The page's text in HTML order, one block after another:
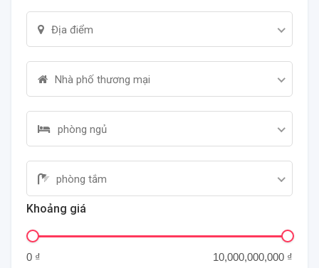
Địa điểm
Nhà phố thương mại
phòng ngủ
phòng tắm
Khoảng giá